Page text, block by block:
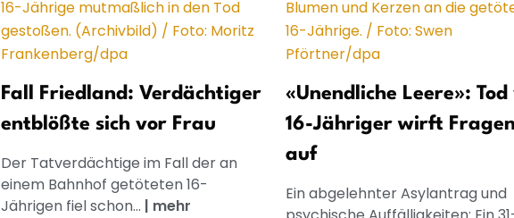
Fall Friedland: Verdächtiger
entblößte sich vor Frau
Der Tatverdächtige im Fall der an
einem Bahnhof getöteten 16-
Jährigen fiel schon... | mehr
«Unendliche Leere»: Tod
16-Jähriger wirft
auf
Ein abgelehnter Asylantrag und